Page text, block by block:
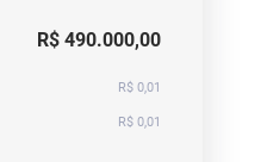
R$ 490.000,00
R$ 0,01
R$ 0,01